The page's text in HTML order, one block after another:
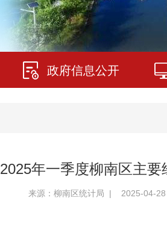
政府信息公开
2025年一季度柳南区主要
来源：柳南区统计局 | 2025-04-